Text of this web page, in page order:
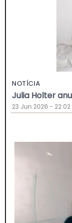
NOTÍCIA
Julia Holter
23 Jun 2026 - 22:02